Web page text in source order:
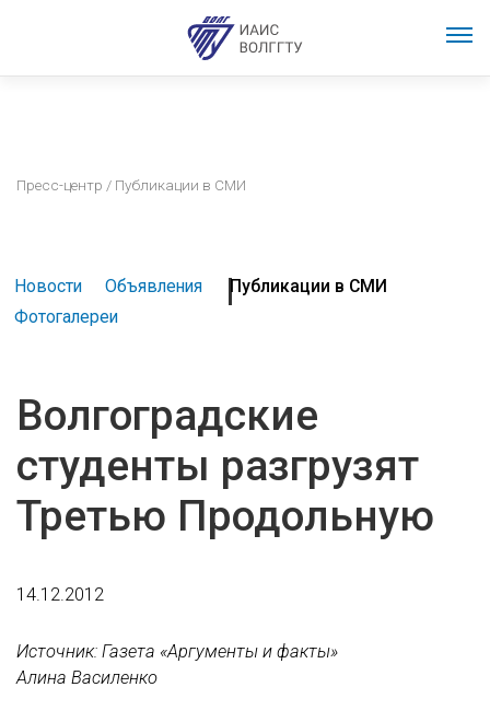
Пресс-центр / Публикации в СМИ
Новости Объявления
Публикации в СМИ
Фотогалереи
Волгоградские
студенты разгрузят
Третью Продольную
14.12.2012
Источник: Газета «Аргументы и факты»
Алина Василенко